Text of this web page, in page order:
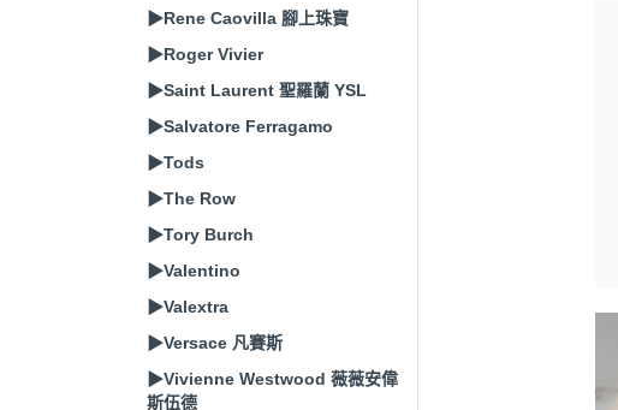
▶Rene Caovilla 腳上珠寶
▶Roger Vivier
▶Saint Laurent 聖羅蘭 YSL
▶Salvatore Ferragamo
▶Tods
▶The Row
▶Tory Burch
▶Valentino
▶Valextra
▶Versace 凡賽斯
▶Vivienne Westwood 薇薇安偉
斯伍德